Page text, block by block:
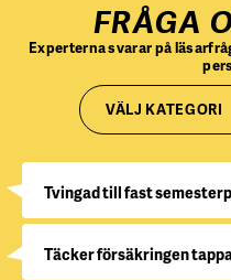
FRÅGA
Experterna svarar på
VÄLJ KATEGORI
Tvingad till fast
Täcker försäkringen